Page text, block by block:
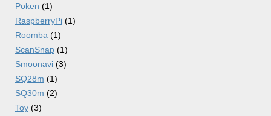
Poken (1)
RaspberryPi (1)
Roomba (1)
ScanSnap (1)
Smoonavi (3)
SQ28m (1)
SQ30m (2)
Toy (3)